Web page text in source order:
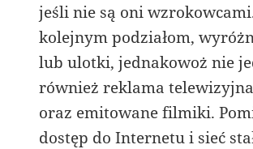
jeśli nie są oni
kolejnym podziałom,
lub ulotki, jednakowoż nie
również reklama
oraz emitowane filmiki.
dostęp do Internetu i sieć